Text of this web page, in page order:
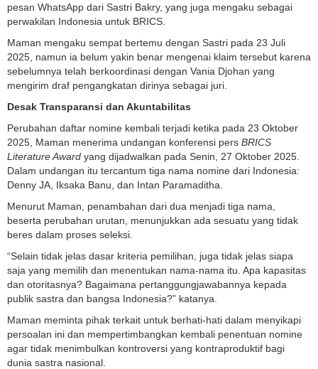
pesan WhatsApp dari Sastri Bakry, yang juga mengaku sebagai
perwakilan Indonesia untuk BRICS.
Maman mengaku sempat bertemu dengan Sastri pada 23 Juli
2025, namun ia belum yakin benar mengenai klaim tersebut karena
sebelumnya telah berkoordinasi dengan Vania Djohan yang
mengirim draf pengangkatan dirinya sebagai juri.
Desak Transparansi dan Akuntabilitas
Perubahan daftar nomine kembali terjadi ketika pada 23 Oktober
2025, Maman menerima undangan konferensi pers BRICS
Literature Award yang dijadwalkan pada Senin, 27 Oktober 2025.
Dalam undangan itu tercantum tiga nama nomine dari Indonesia:
Denny JA, Iksaka Banu, dan Intan Paramaditha.
Menurut Maman, penambahan dari dua menjadi tiga nama,
beserta perubahan urutan, menunjukkan ada sesuatu yang tidak
beres dalam proses seleksi.
“Selain tidak jelas dasar kriteria pemilihan, juga tidak jelas siapa
saja yang memilih dan menentukan nama-nama itu. Apa kapasitas
dan otoritasnya? Bagaimana pertanggungjawabannya kepada
publik sastra dan bangsa Indonesia?” katanya.
Maman meminta pihak terkait untuk berhati-hati dalam menyikapi
persoalan ini dan mempertimbangkan kembali penentuan nomine
agar tidak menimbulkan kontroversi yang kontraproduktif bagi
dunia sastra nasional.